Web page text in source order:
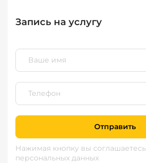
Запись на услугу
Отправить
Нажимая кнопку вы соглашаетесь
персональных данных